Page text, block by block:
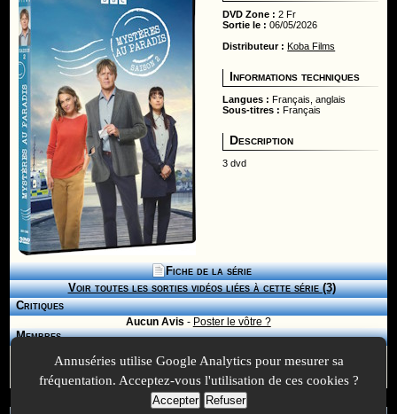
DVD Zone :2 Fr
Sortie le : 06/05/2026
Distributeur :Koba Films
Informations techniques
Langues :Français, anglais
Sous-titres :Français
Description
3 dvd
Fiche de la série
Voir toutes les sorties vidéos liées à cette série (3)
Critiques
Aucun Avis- Poster le vôtre ?
Membres
Pour accéder aux fonctionnalitées des membres, vous devez êtreinscrit
connecté à votre compte.
Annuséries utilise Google Analytics pour mesurer sa
fréquentation. Acceptez-vous l'utilisation de ces cookies ?
Accepter Refuser